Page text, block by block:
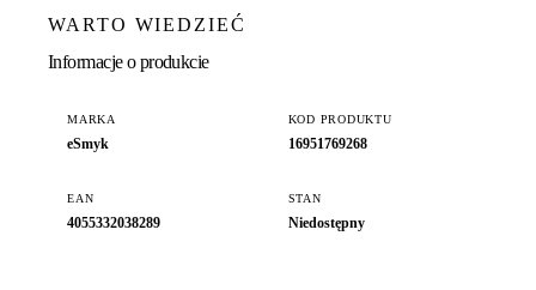
WARTO WIEDZIEĆ
Informacje o produkcie
MARKA
eSmyk
KOD PRODUKTU
16951769268
EAN
4055332038289
STAN
Niedostępny